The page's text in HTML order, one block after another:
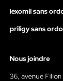
lexomil sans
priligy sans
Nous joindre
36, avenue Filion